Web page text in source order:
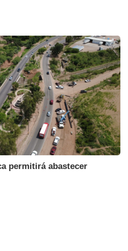
permitirá abastecer